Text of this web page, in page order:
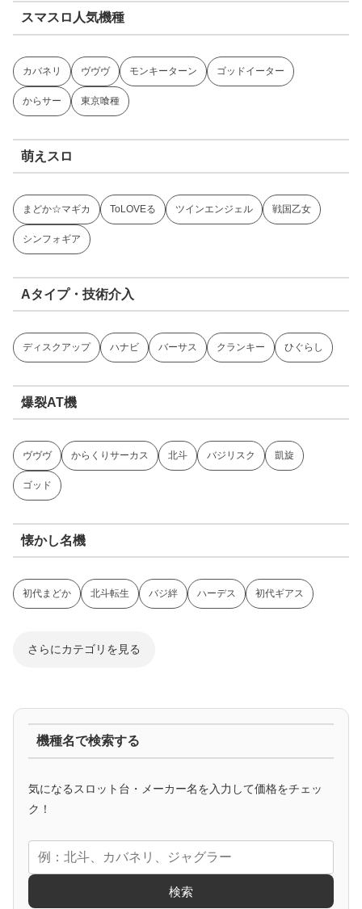
スマスロ人気機種
カバネリ ヴヴヴ モンキーターン ゴッドイーター
からサー 東京喰種
萌えスロ
まどか☆マギカ ToLOVEる ツインエンジェル 戦国乙女
シンフォギア
Aタイプ・技術介入
ディスクアップ ハナビ バーサス クランキー ひぐらし
爆裂AT機
ヴヴヴ からくりサーカス 北斗 バジリスク 凱旋
ゴッド
懐かし名機
初代まどか 北斗転生 バジ絆 ハーデス 初代ギアス
さらにカテゴリを見る
アニメタイアップ
エヴァ コードギアス 化物語 炎炎ノ消防隊
機種名で検索する
気になるスロット台・メーカー名を入力して価格をチェッ
ク！
検索